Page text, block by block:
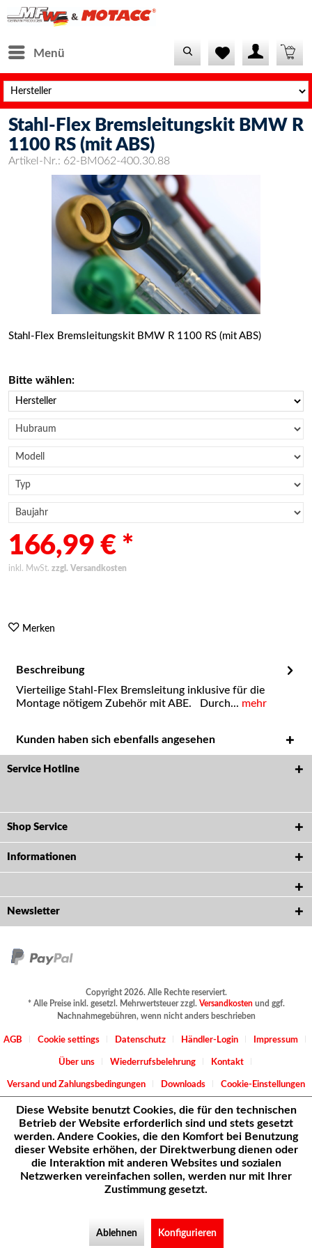
Menü
Stahl-Flex Bremsleitungskit BMW R
1100 RS (mit ABS)
Artikel-Nr.: 62-BM062-400.30.88
Stahl-Flex Bremsleitungskit BMW R 1100 RS (mit ABS)
Bitte wählen:
166,99 € *
inkl. MwSt. zzgl. Versandkosten
Merken
Beschreibung
Vierteilige Stahl-Flex Bremsleitung inklusive für die
Montage nötigem Zubehör mit ABE. Durch... mehr
Kunden haben sich ebenfalls angesehen
Service Hotline
Shop Service
Informationen
Newsletter
Copyright 2026. Alle Rechte reserviert.
* Alle Preise inkl. gesetzl. Mehrwertsteuer zzgl. Versandkostenund ggf.
Nachnahmegebühren, wenn nicht anders beschrieben
AGB Cookie settings Datenschutz Händler-Login Impressum
Über uns Wiederrufsbelehrung Kontakt
Versand und Zahlungsbedingungen Downloads Cookie-Einstellungen
Diese Website benutzt Cookies, die für den technischen
Betrieb der Website erforderlich sind und stets gesetzt
werden. Andere Cookies, die den Komfort bei Benutzung
dieser Website erhöhen, der Direktwerbung dienen oder
die Interaktion mit anderen Websites und sozialen
Netzwerken vereinfachen sollen, werden nur mit Ihrer
Zustimmung gesetzt.
Ablehnen Konfigurieren